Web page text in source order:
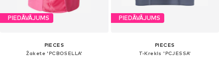
PIEDĀVĀJUMS
PIECES
Žakete 'PCBOSELLA'
PIEDĀVĀJUMS
PIECES
T-Krekls 'PCJESSA'